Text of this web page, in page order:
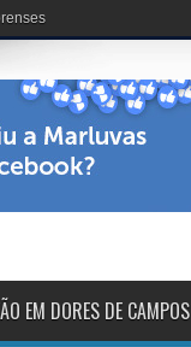
de vida
EM DORES DE CAMPOS